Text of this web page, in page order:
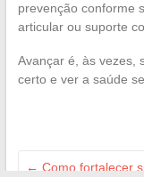
prevenção conforme
articular ou suporte
Avançar é, às vezes,
certo e ver a saúde
← Como fortalecer